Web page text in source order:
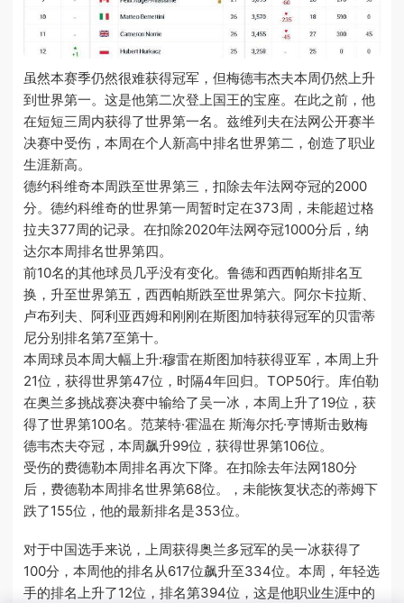
虽然本赛季仍然很难获得冠军，但梅德韦杰夫本周仍然上升
到世界第一。这是他第二次登上国王的宝座。在此之前，他
在短短三周内获得了世界第一名。兹维列夫在法网公开赛半
决赛中受伤，本周在个人新高中排名世界第二，创造了职业
生涯新高。
德约科维奇本周跌至世界第三，扣除去年法网夺冠的2000
分。德约科维奇的世界第一周暂时定在373周，未能超过格
拉夫377周的记录。在扣除2020年法网夺冠1000分后，纳
达尔本周排名世界第四。
前10名的其他球员几乎没有变化。鲁德和西西帕斯排名互
换，升至世界第五，西西帕斯跌至世界第六。阿尔卡拉斯、
卢布列夫、阿利亚西姆和刚刚在斯图加特获得冠军的贝雷蒂
尼分别排名第7至第十。
本周球员本周大幅上升:穆雷在斯图加特获得亚军，本周上升
21位，获得世界第47位，时隔4年回归。TOP50行。库伯勒
在奥兰多挑战赛决赛中输给了吴一冰，本周上升了19位，获
得了世界第100名。范莱特·霍温在 斯海尔托·亨博斯击败梅
德韦杰夫夺冠，本周飙升99位，获得世界第106位。
受伤的费德勒本周排名再次下降。在扣除去年法网180分
后，费德勒本周排名世界第68位。，未能恢复状态的蒂姆下
跌了155位，他的最新排名是353位。
对于中国选手来说，上周获得奥兰多冠军的吴一冰获得了
100分，本周他的排名从617位飙升至334位。本周，年轻选
手的排名上升了12位，排名第394位，这是他职业生涯中的